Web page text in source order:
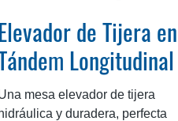
de Tijera en
Tándem Longitudinal
mesa elevador de tijera
hidráulica y duradera, perfecta